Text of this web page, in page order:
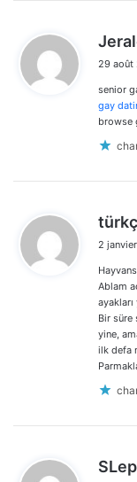
29 août
senior
gay
browse
2
Ablam
Bir süre
yine,
ilk defa